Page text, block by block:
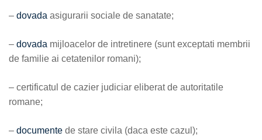
– dovada asigurarii sociale de sanatate;
– dovada mijloacelor de intretinere (sunt exceptati membrii
de familie ai cetatenilor romani);
– certificatul de cazier judiciar eliberat de autoritatile
romane;
– documente de stare civila (daca este cazul);